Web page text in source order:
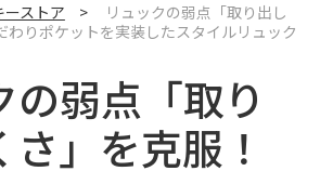
v
i
ーストア >
リュックの弱点「取り出し
わりポケットを実装したスタイルリュック
の弱点「取り
」を克服！